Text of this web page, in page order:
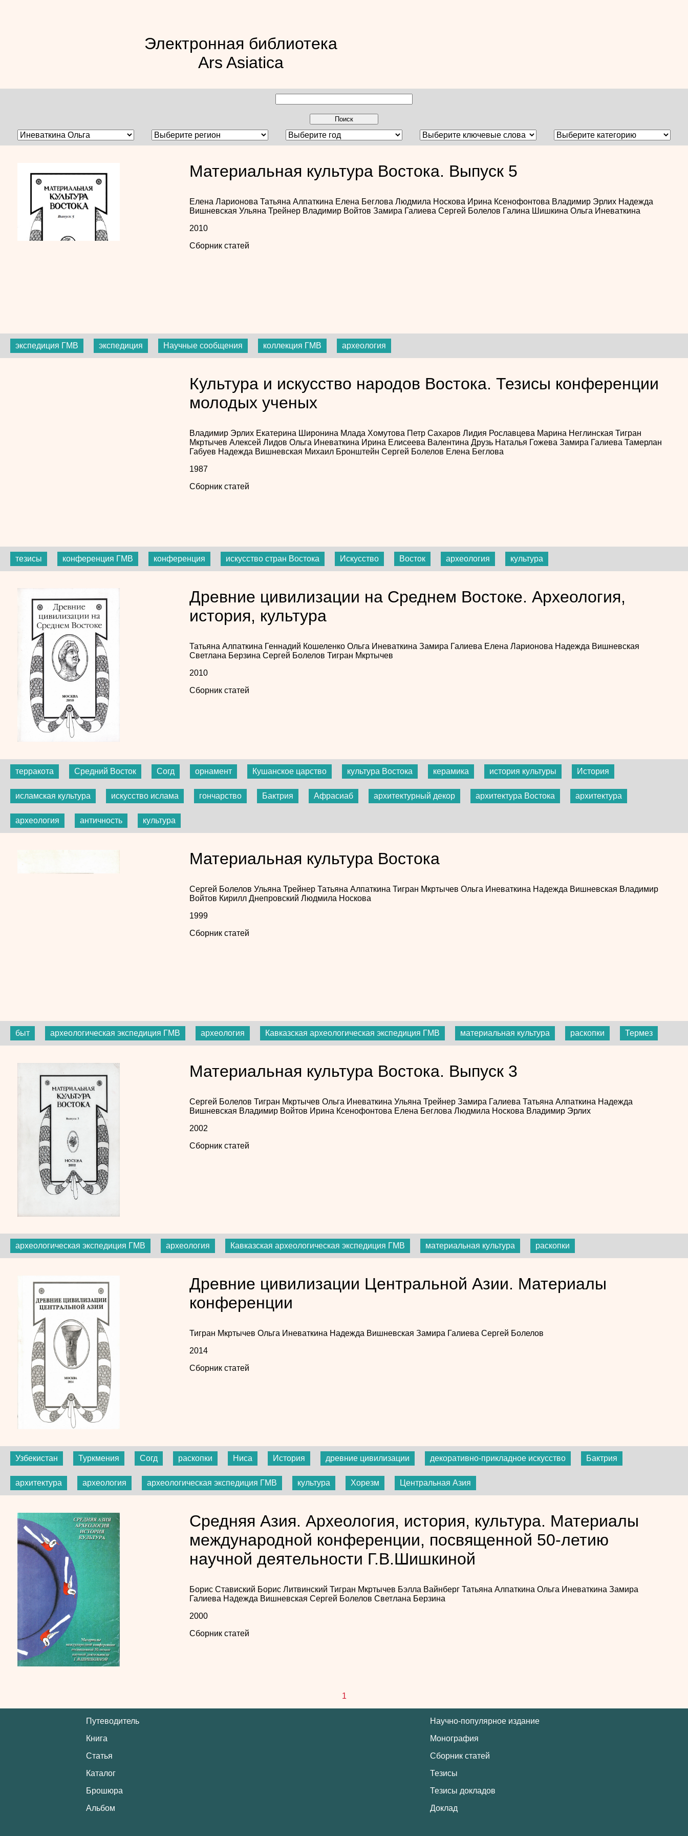
Электронная библиотека
Ars Asiatica
Материальная культура Востока. Выпуск 5
Елена Ларионова Татьяна Алпаткина Елена Беглова Людмила Носкова Ирина Ксенофонтова Владимир Эрлих Надежда
Вишневская Ульяна Трейнер Владимир Войтов Замира Галиева Сергей Болелов Галина Шишкина Ольга Иневаткина
2010
Сборник статей
экспедиция ГМВ экспедиция Научные сообщения коллекция ГМВ археология
Культура и искусство народов Востока. Тезисы конференции
молодых ученых
Владимир Эрлих Екатерина Широнина Млада Хомутова Петр Сахаров Лидия Рославцева Марина Неглинская Тигран
Мкртычев Алексей Лидов Ольга Иневаткина Ирина Елисеева Валентина Друзь Наталья Гожева Замира Галиева Тамерлан
Габуев Надежда Вишневская Михаил Бронштейн Сергей Болелов Елена Беглова
1987
Сборник статей
тезисы конференция ГМВ конференция искусство стран Востока Искусство Восток археология культура
Древние цивилизации на Среднем Востоке. Археология,
история, культура
Татьяна Алпаткина Геннадий Кошеленко Ольга Иневаткина Замира Галиева Елена Ларионова Надежда Вишневская
Светлана Берзина Сергей Болелов Тигран Мкртычев
2010
Сборник статей
терракота Средний Восток Согд орнамент Кушанское царство культура Востока керамика история культуры История
исламская культура искусство ислама гончарство Бактрия Афрасиаб архитектурный декор архитектура Востока архитектура
археология античность культура
Материальная культура Востока
Сергей Болелов Ульяна Трейнер Татьяна Алпаткина Тигран Мкртычев Ольга Иневаткина Надежда Вишневская Владимир
Войтов Кирилл Днепровский Людмила Носкова
1999
Сборник статей
быт археологическая экспедиция ГМВ археология Кавказская археологическая экспедиция ГМВ материальная культура раскопки Термез
Материальная культура Востока. Выпуск 3
Сергей Болелов Тигран Мкртычев Ольга Иневаткина Ульяна Трейнер Замира Галиева Татьяна Алпаткина Надежда
Вишневская Владимир Войтов Ирина Ксенофонтова Елена Беглова Людмила Носкова Владимир Эрлих
2002
Сборник статей
археологическая экспедиция ГМВ археология Кавказская археологическая экспедиция ГМВ материальная культура раскопки
Древние цивилизации Центральной Азии. Материалы
конференции
Тигран Мкртычев Ольга Иневаткина Надежда Вишневская Замира Галиева Сергей Болелов
2014
Сборник статей
Узбекистан Туркмения Согд раскопки Ниса История древние цивилизации декоративно-прикладное искусство Бактрия
архитектура археология археологическая экспедиция ГМВ культура Хорезм Центральная Азия
Средняя Азия. Археология, история, культура. Материалы
международной конференции, посвященной 50-летию
научной деятельности Г.В.Шишкиной
Борис Ставиский Борис Литвинский Тигран Мкртычев Бэлла Вайнберг Татьяна Алпаткина Ольга Иневаткина Замира
Галиева Надежда Вишневская Сергей Болелов Светлана Берзина
2000
Сборник статей
1
Путеводитель
Книга
Статья
Каталог
Брошюра
Альбом
Научно-популярное издание
Монография
Сборник статей
Тезисы
Тезисы докладов
Доклад